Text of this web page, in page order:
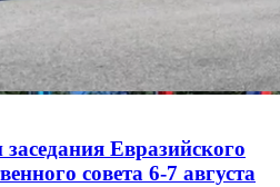
Евразийского
совета 6-7 августа